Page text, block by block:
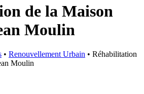
de la Maison
Moulin
• Renouvellement Urbain • Réhabilitation
Moulin